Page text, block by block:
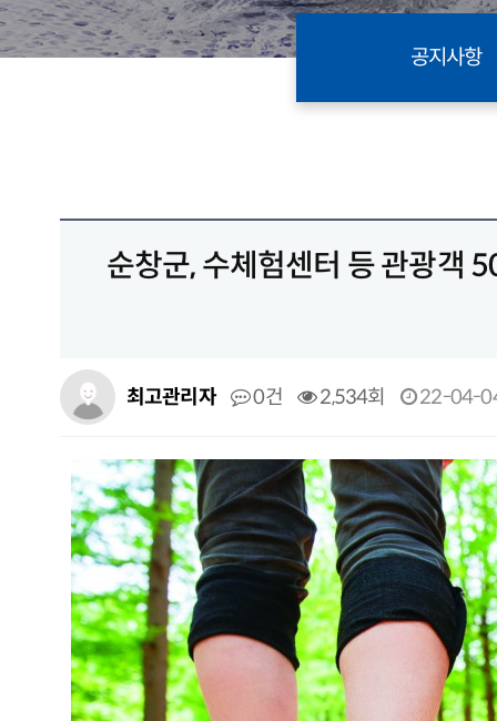
공지사항
순창군, 수체험센터 등 관광객
최고관리자 0건 2,534회 22-04-